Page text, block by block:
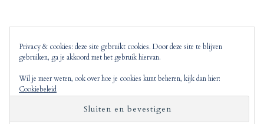
© 2022 Mom on Top |Copyright, Disclaimer en
PrivacyverklaringMom on Top bevat advertenties en
‘monitized of affiliated’ links. Dit wil zeggen dat
wanneer jij op deze links klikt, wij hier mogelijk
Privacy & cookies: deze site gebruikt cookies. Door deze site te blijven
gebruiken, ga je akkoord met het gebruik hiervan.
Wil je meer weten, ook over hoe je cookies kunt beheren, kijk dan hier:
Cookiebeleid